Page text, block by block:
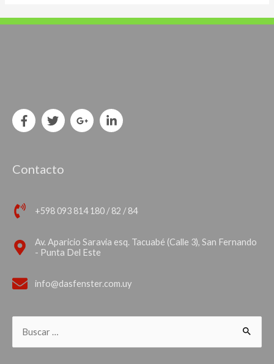
Contacto
+598 093 814 180 / 82 / 84
Av. Aparicio Saravia esq. Tacuabé (Calle 3), San Fernando
- Punta Del Este
info@dasfenster.com.uy